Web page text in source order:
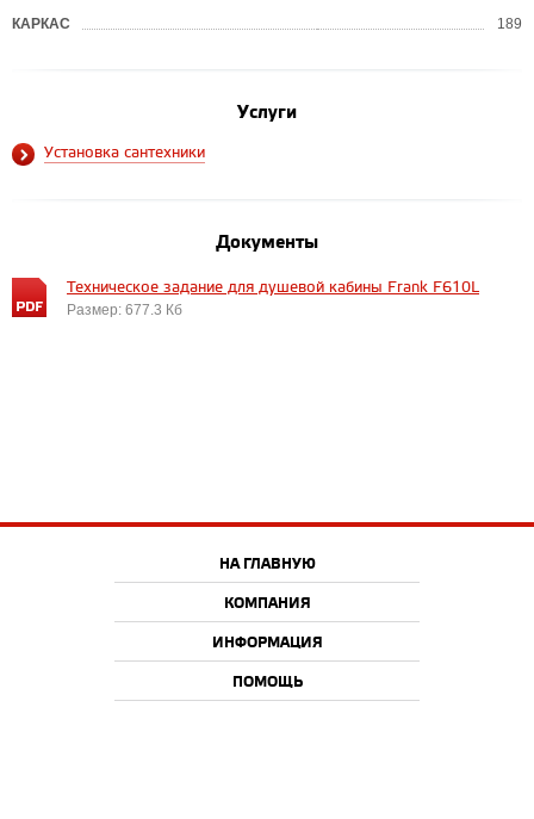
КАРКАС 189
Услуги
Установка сантехники
Документы
Техническое задание для душевой кабины Frank F610L
Размер: 677.3 Кб
НА ГЛАВНУЮ
КОМПАНИЯ
ИНФОРМАЦИЯ
ПОМОЩЬ